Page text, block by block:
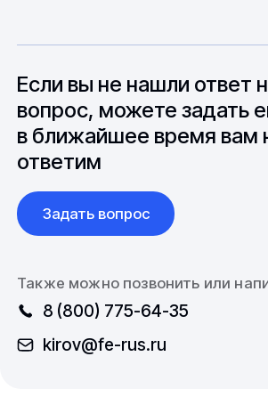
может быть сокращен до 1
до 6 месяцев производства.
вопросы связанные с
международной логистикой.
Если вы не нашли ответ
вопрос, можете задать
в ближайшее время вам
ответим
Задать вопрос
Также можно позвонить или
8 (800) 775-64-35
kirov@fe-rus.ru